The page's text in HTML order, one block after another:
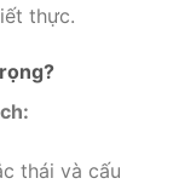
thực.
thái và cấu